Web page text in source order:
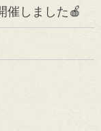
催しました🍎